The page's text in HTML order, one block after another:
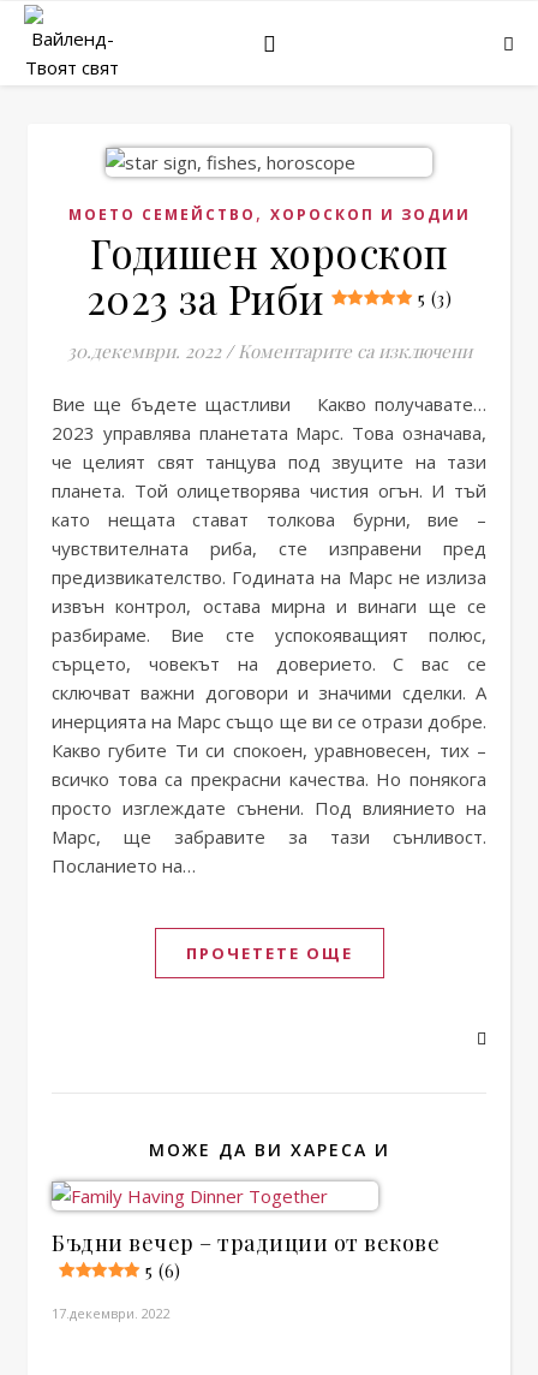
МОЕТО СЕМЕЙСТВО , ХОРОСКОП И ЗОДИИ
Годишен хороскоп
2023 за Риби
5 (3)
30.декември. 2022 / Коментарите са изключениза
Вие ще бъдете щастливи Какво получавате…
2023 управлява планетата Марс. Това означава,
че целият свят танцува под звуците на тази
планета. Той олицетворява чистия огън. И тъй
като нещата стават толкова бурни, вие –
чувствителната риба, сте изправени пред
предизвикателство. Годината на Марс не излиза
извън контрол, остава мирна и винаги ще се
разбираме. Вие сте успокояващият полюс,
сърцето, човекът на доверието. С вас се
сключват важни договори и значими сделки. А
инерцията на Марс също ще ви се отрази добре.
Какво губите Ти си спокоен, уравновесен, тих –
всичко това са прекрасни качества. Но понякога
просто изглеждате сънени. Под влиянието на
Марс, ще забравите за тази сънливост.
Посланието на…
ПРОЧЕТЕТЕ ОЩЕ
МОЖЕ ДА ВИ ХАРЕСА И
Бъдни вечер – традиции от векове
5 (6)
17.декември. 2022